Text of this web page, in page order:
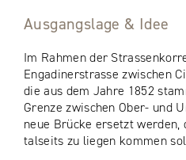
Ausgangslage & Idee
Im Rahmen der
Engadinerstrasse zwischen
die aus dem Jahre 1852
Grenze zwischen Ober- und
neue Brücke ersetzt
talseits zu liegen kommen